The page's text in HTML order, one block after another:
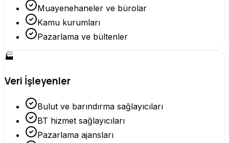
Muayenehaneler ve bürolar
Kamu kurumları
Pazarlama ve bültenler
🏭
Veri İşleyenler
Bulut ve barındırma sağlayıcıları
BT hizmet sağlayıcıları
Pazarlama ajansları